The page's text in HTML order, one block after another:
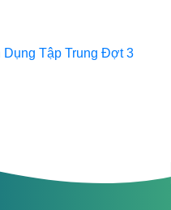
Dụng Tập Trung Đợt 3